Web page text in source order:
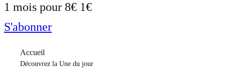
1 mois pour 8€ 1€
S'abonner
Accueil
Découvrez la Une du jour